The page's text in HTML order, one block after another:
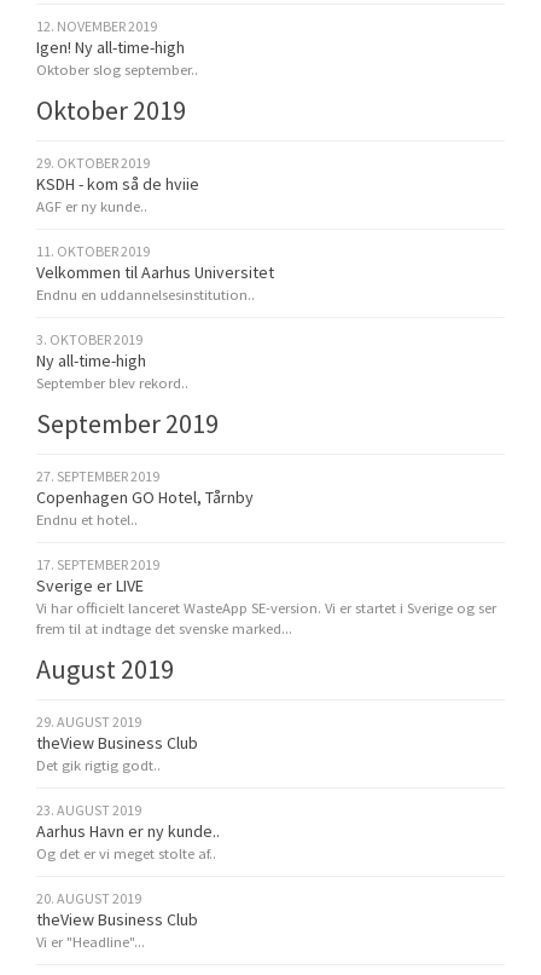
12. NOVEMBER 2019
Igen! Ny all-time-high
Oktober slog september..
Oktober 2019
29. OKTOBER 2019
KSDH - kom så de hviie
AGF er ny kunde..
11. OKTOBER 2019
Velkommen til Aarhus Universitet
Endnu en uddannelsesinstitution..
3. OKTOBER 2019
Ny all-time-high
September blev rekord..
September 2019
27. SEPTEMBER 2019
Copenhagen GO Hotel, Tårnby
Endnu et hotel..
17. SEPTEMBER 2019
Sverige er LIVE
Vi har officielt lanceret WasteApp SE-version. Vi er startet i Sverige og ser
frem til at indtage det svenske marked...
August 2019
29. AUGUST 2019
theView Business Club
Det gik rigtig godt..
23. AUGUST 2019
Aarhus Havn er ny kunde..
Og det er vi meget stolte af..
20. AUGUST 2019
theView Business Club
Vi er "Headline"...